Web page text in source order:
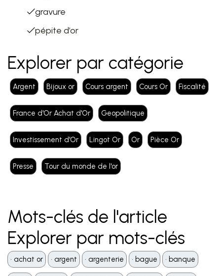
gravure
pépite d’or
Explorer par catégorie
Argent Bijoux or Cours argent Cours Or Fiscalité
France d'Or Achat d'Or Geopolitique
Investissement d'Or Lingot Or Or Pièce Or
Presse Tour du monde de l'or
Mots-clés de l'article
Explorer par mots-clés
•️ achat or •️ argent •️ argenterie •️ bague •️ banque